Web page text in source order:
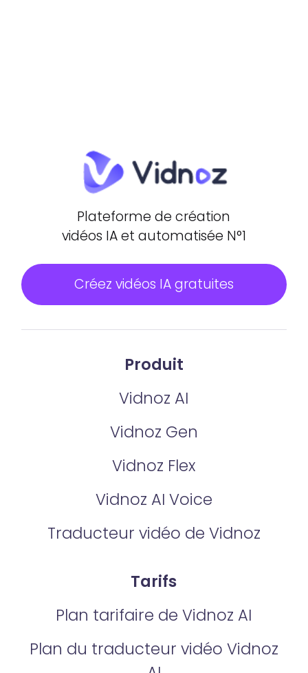
Plateforme de création
vidéos IA et automatisée N°1
Créez vidéos IA gratuites
Produit
Vidnoz AI
Vidnoz Gen
Vidnoz Flex
Vidnoz AI Voice
Traducteur vidéo de Vidnoz
Tarifs
Plan tarifaire de Vidnoz AI
Plan du traducteur vidéo Vidnoz